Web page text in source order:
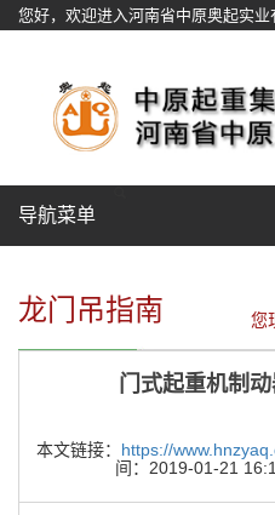
您好，欢迎进入河南省中原奥起实业
导航菜单
龙门吊指南 您
门式起重机制动
本文链接： https://
间：2019-01-21